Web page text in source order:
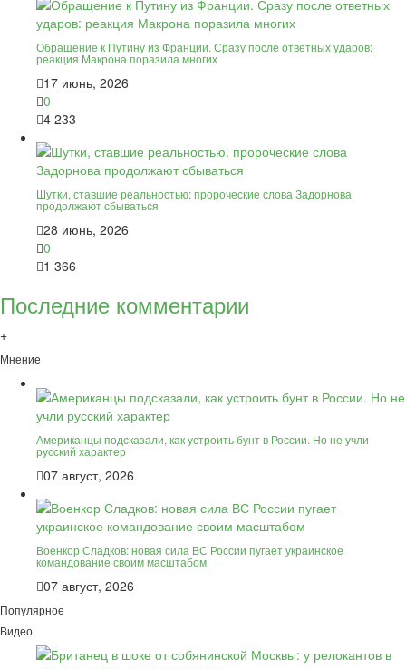
Обращение к Путину из Франции. Сразу после ответных ударов:
реакция Макрона поразила многих
17 июнь, 2026
0
4 233
Шутки, ставшие реальностью: пророческие слова Задорнова
продолжают сбываться
28 июнь, 2026
0
1 366
Последние комментарии
+
Мнение
Американцы подсказали, как устроить бунт в России. Но не учли
русский характер
07 август, 2026
Военкор Сладков: новая сила ВС России пугает украинское
командование своим масштабом
07 август, 2026
Популярное
Видео